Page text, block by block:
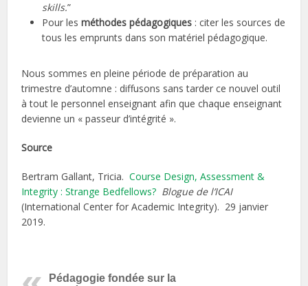
skills.”
Pour lesméthodes pédagogiques : citer les sources de
tous les emprunts dans son matériel pédagogique.
Nous sommes en pleine période de préparation au
trimestre d’automne : diffusons sans tarder ce nouvel outil
à tout le personnel enseignant afin que chaque enseignant
devienne un « passeur d’intégrité ».
Source
Bertram Gallant, Tricia.Course Design, Assessment &
Integrity : Strange Bedfellows? Blogue de l’ICAI
(International Center for Academic Integrity). 29 janvier
2019.
Pédagogie fondée sur la